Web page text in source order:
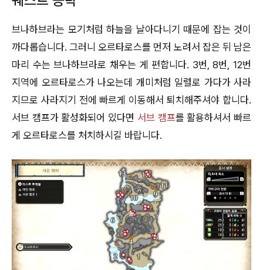
브나하브라는 모기처럼 하늘을 날아다니기 때문에 잡는 것이
까다롭습니다. 그러니 오르타로스를 먼저 노려서 잡은 뒤 남은
마리 수는 브나하브라로 채우는 게 편합니다. 3번, 8번, 12번
지역에 오르타로스가 나오는데 개미처럼 일렬로 가다가 사라
지므로 사라지기 전에 빠르게 이동해서 퇴치해주셔야 합니다.
서브 캠프가 활성화되어 있다면 서브 캠프를 활용하셔서 빠르
게 오르타로스를 처치하시길 바랍니다.